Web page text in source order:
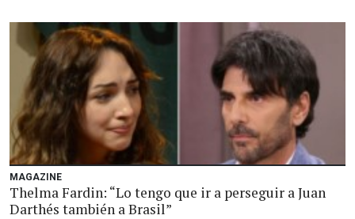
MAGAZINE
Thelma Fardin: “Lo tengo que ir a perseguir a Juan
Darthés también a Brasil”